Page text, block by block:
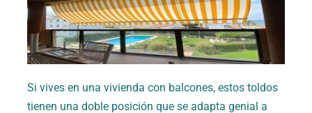
Si vives en una vivienda con balcones, estos toldos
tienen una doble posición que se adapta genial a